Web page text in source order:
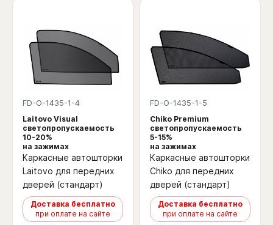
FD-O-1435-1-4
Laitovo Visual
светопропускаемость
10-20%
на зажимах
Каркасные автошторки
Laitovo для передних
дверей (стандарт)
Доставка бесплатно
при оплате на сайте
FD-O-1435-1-5
Chiko Premium
светопропускаемость
5-15%
на зажимах
Каркасные автошторки
Chiko для передних
дверей (стандарт)
Доставка бесплатно
при оплате на сайте